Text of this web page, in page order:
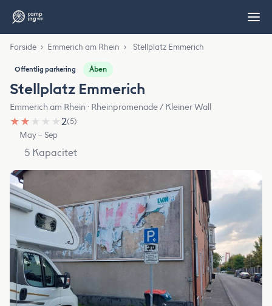
Forside › Emmerich am Rhein › Stellplatz Emmerich
Offentlig parkering Åben
Stellplatz Emmerich
Emmerich am Rhein · Rheinpromenade / Kleiner Wall
★ ★ ★ ★ ★2(5)
May – Sep
5 Kapacitet